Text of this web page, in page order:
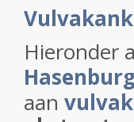
Hieronder
Hasenburg
aan